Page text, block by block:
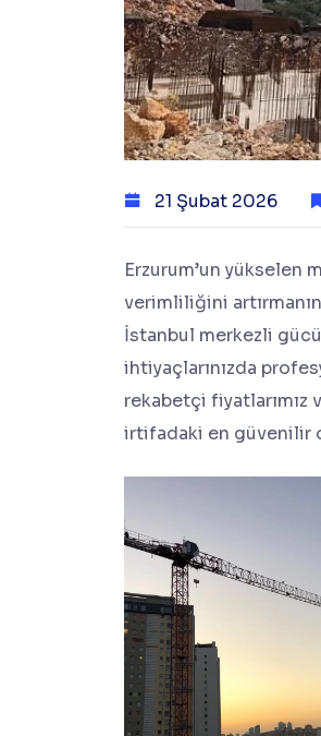
21 Şubat 2026
Erzurum’un yükselen
verimliliğini
İstanbul merkezli
ihtiyaçlarınızda
rekabetçi fiyatlarımız
irtifadaki en güvenilir